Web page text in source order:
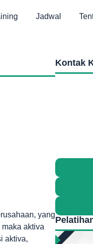
Jadwal
yang
aktiva
aktiva,
Kontak